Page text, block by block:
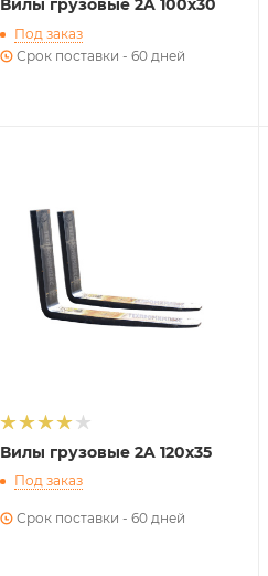
Вилы грузовые 2A 100х30
Под заказ
Срок поставки - 60 дней
Вилы грузовые 2A 120х35
Под заказ
Срок поставки - 60 дней